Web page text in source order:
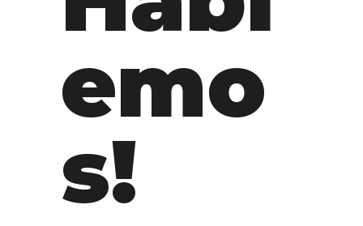
emo
s!